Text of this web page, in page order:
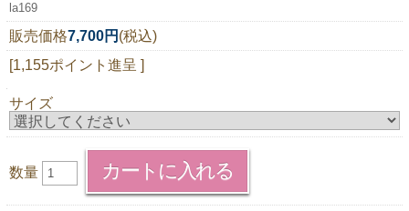
la169
販売価格7,700円 (税込)
[1,155ポイント進呈 ]
サイズ
数量